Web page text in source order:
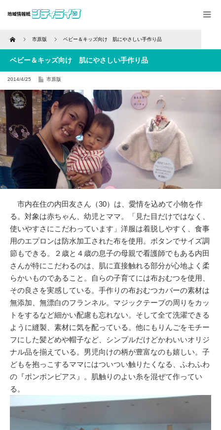
Home 市原版 ベビー＆キッズ向け 肌にやさしい手作り品
ベビー＆キッズ向け 肌にやさしい手作り品
2014/4/25 市原版
市内在住の内田友さん（30）は、愛情を込めて小物を作
る。対象は赤ちゃん、幼児とママ。「見た目だけではなく、
使いやすさにこだわっています」洋服は着脱しやすく、食事
用のエプロンは防水加工された布を使用。ボタンでサイズ調
節もできる。２歳と４歳の息子の母親で看護師でもある内田
さんが特にこだわるのは、肌に直接触れる部分が心地よく柔
らかいものであること。自らの子育てには布おむつを使用、
その良さを実感している。手作りの布おむつカバーの素材は
無添加、無漂白のフランネル。マジックテープの周りをカッ
トをするなど細かい配慮も忘れない。そして全て洗濯できる
ように縫製、素材に気を配っている。他にもりんごをモチー
フにした髪どめや帽子など、シンプルだけどかわいいオリジ
ナル品を揃えている。男児向けの柄が豊富なのも嬉しい。子
どもを抱っこするママにはついつい触りたくなる、ふわふわ
の『ポンポンピアス』。肌触りのよい糸を混ぜて作ってい
る。